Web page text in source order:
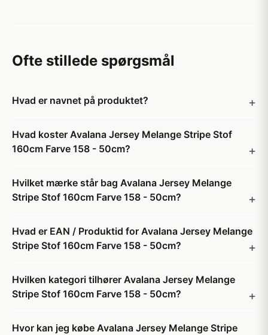
Ofte stillede spørgsmål
Hvad er navnet på produktet?
Hvad koster Avalana Jersey Melange Stripe Stof
160cm Farve 158 - 50cm?
Hvilket mærke står bag Avalana Jersey Melange
Stripe Stof 160cm Farve 158 - 50cm?
Hvad er EAN / Produktid for Avalana Jersey Melange
Stripe Stof 160cm Farve 158 - 50cm?
Hvilken kategori tilhører Avalana Jersey Melange
Stripe Stof 160cm Farve 158 - 50cm?
Hvor kan jeg købe Avalana Jersey Melange Stripe